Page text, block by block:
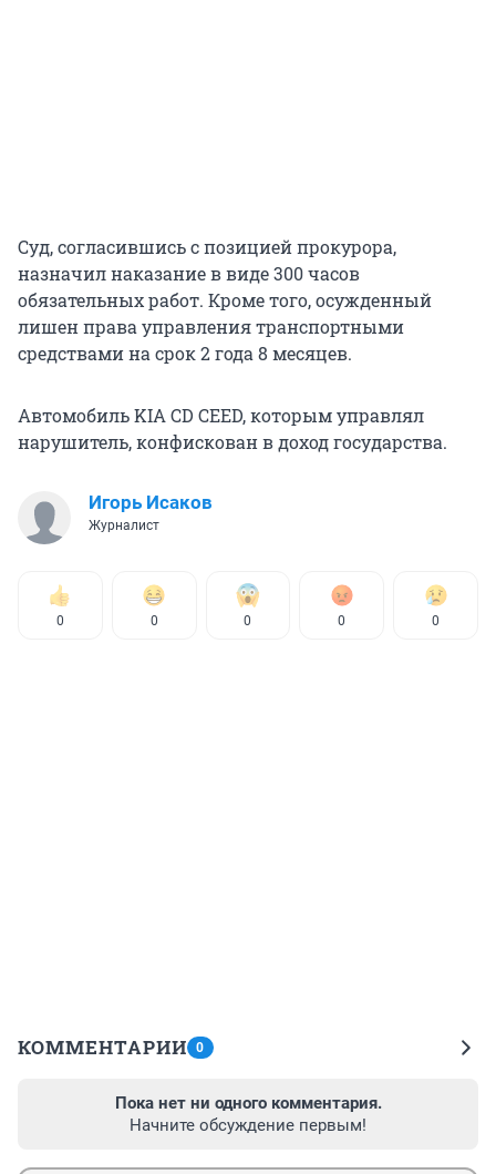
Суд, согласившись с позицией прокурора,
назначил наказание в виде 300 часов
обязательных работ. Кроме того, осужденный
лишен права управления транспортными
средствами на срок 2 года 8 месяцев.
Автомобиль KIA CD CEED, которым управлял
нарушитель, конфискован в доход государства.
Игорь Исаков
Журналист
0 0 0 0 0
КОММЕНТАРИИ 0
Пока нет ни одного комментария.
Начните обсуждение первым!